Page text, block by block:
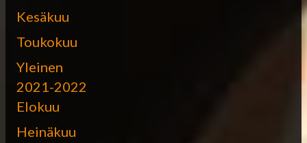
Kesäkuu
Toukokuu
Yleinen
2021-2022
Elokuu
Heinäkuu